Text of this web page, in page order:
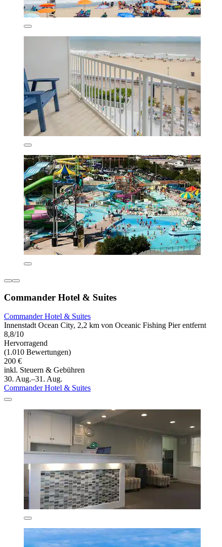
Commander Hotel & Suites
Commander Hotel & Suites
Innenstadt Ocean City, 2,2 km von Oceanic Fishing Pier entfernt
8,8/10
Hervorragend
(1.010 Bewertungen)
200 €
inkl. Steuern & Gebühren
30. Aug.–31. Aug.
Commander Hotel & Suites